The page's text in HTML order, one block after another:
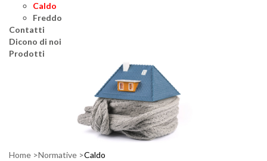
Caldo
Freddo
Contatti
Dicono di noi
Prodotti
Home Normative Caldo